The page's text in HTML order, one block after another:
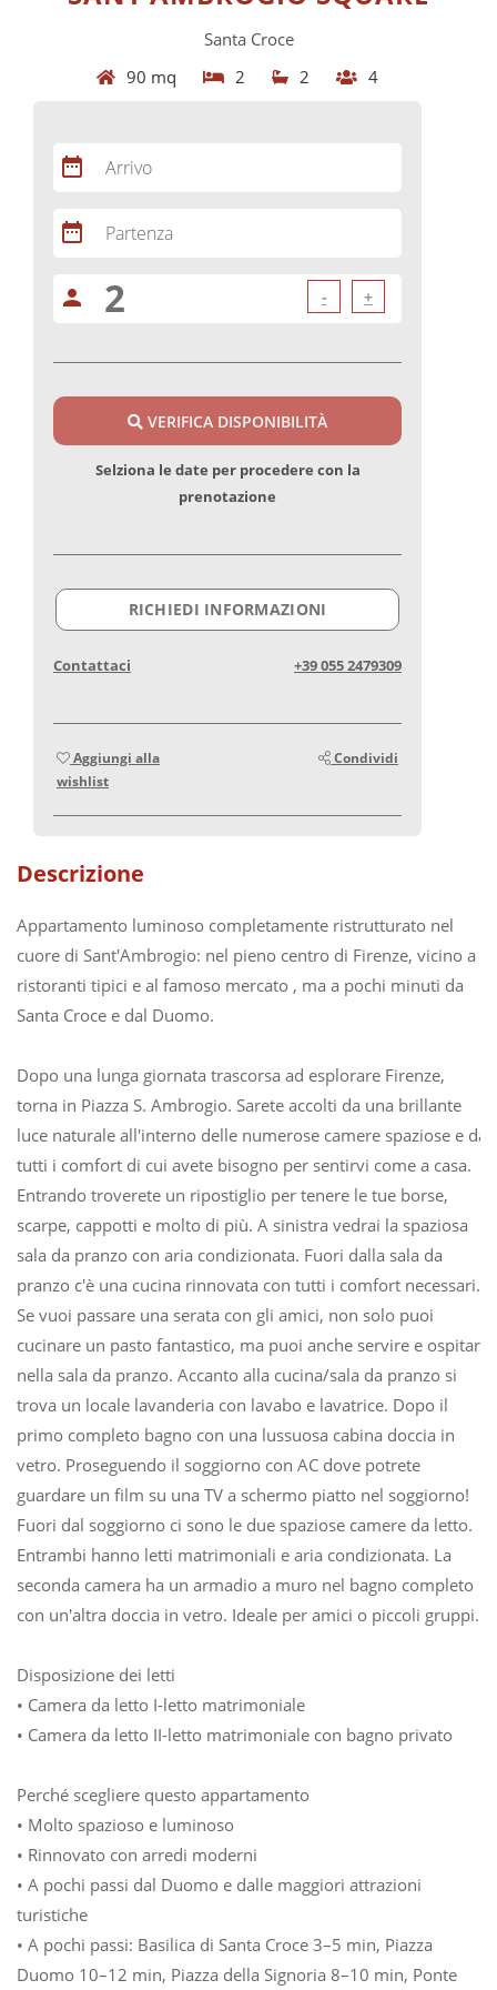
Santa Croce
90 mq
2 2 4
Descrizione
Appartamento luminoso completamente ristrutturato nel
cuore di Sant'Ambrogio: nel pieno centro di Firenze, vicino a
ristoranti tipici e al famoso mercato , ma a pochi minuti da
Santa Croce e dal Duomo.
Dopo una lunga giornata trascorsa ad esplorare Firenze,
torna in Piazza S. Ambrogio. Sarete accolti da una brillante
luce naturale all'interno delle numerose camere spaziose e da
tutti i comfort di cui avete bisogno per sentirvi come a casa.
Entrando troverete un ripostiglio per tenere le tue borse,
scarpe, cappotti e molto di più. A sinistra vedrai la spaziosa
sala da pranzo con aria condizionata. Fuori dalla sala da
pranzo c'è una cucina rinnovata con tutti i comfort necessari.
Se vuoi passare una serata con gli amici, non solo puoi
cucinare un pasto fantastico, ma puoi anche servire e ospitare
nella sala da pranzo. Accanto alla cucina/sala da pranzo si
trova un locale lavanderia con lavabo e lavatrice. Dopo il
primo completo bagno con una lussuosa cabina doccia in
vetro. Proseguendo il soggiorno con AC dove potrete
guardare un film su una TV a schermo piatto nel soggiorno!
Fuori dal soggiorno ci sono le due spaziose camere da letto.
Entrambi hanno letti matrimoniali e aria condizionata. La
seconda camera ha un armadio a muro nel bagno completo
con un'altra doccia in vetro. Ideale per amici o piccoli gruppi.
Disposizione dei letti
• Camera da letto I-letto matrimoniale
• Camera da letto II-letto matrimoniale con bagno privato
Perché scegliere questo appartamento
• Molto spazioso e luminoso
• Rinnovato con arredi moderni
• A pochi passi dal Duomo e dalle maggiori attrazioni
turistiche
• A pochi passi: Basilica di Santa Croce 3–5 min, Piazza
Duomo 10–12 min, Piazza della Signoria 8–10 min, Ponte
date_range Arrivo
date_range Partenza
person - +
VERIFICA DISPONIBILITÀ
Selziona le date per procedere con la
prenotazione
RICHIEDI INFORMAZIONI
Contattaci +39 055 2479309
Aggiungi alla
wishlist
Condividi